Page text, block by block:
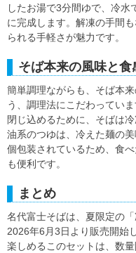
したお湯で3分間ゆで、冷
に完成します。解凍の手間
られる手軽さが魅力です。
そば本来の風味と
簡単調理ながらも、そば本
う、調理法にこだわってい
閉じ込めるために、そばは
油系のつゆは、冷えた麺の
個包装されているため、食
も便利です。
まとめ
名代富士そばは、夏限定の
2026年6月3日より販売開始
楽しめるこのセットは、数